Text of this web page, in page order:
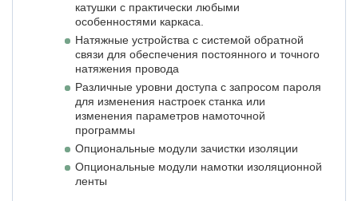
катушки с практически любыми
особенностями каркаса.
Натяжные устройства с системой обратной
связи для обеспечения постоянного и точного
натяжения провода
Различные уровни доступа с запросом пароля
для изменения настроек станка или
изменения параметров намоточной
программы
Опциональные модули зачистки изоляции
Опциональные модули намотки изоляционной
ленты